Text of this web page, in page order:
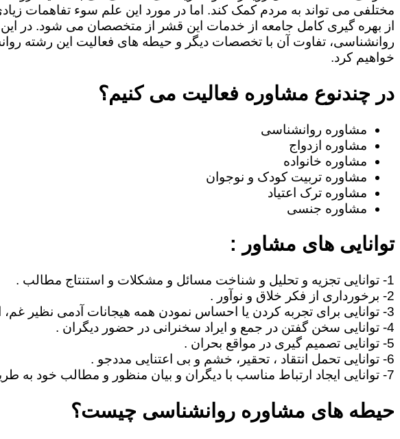
مختلفی می تواند به مردم کمک کند. اما در مورد این علم سوء تفاهمات
از بهره گیری کامل جامعه از خدمات این قشر از متخصصان می شود. در این
روانشناسی، تفاوت آن با تخصصات دیگر و حیطه های فعالیت این رشته
خواهیم کرد.
در چندنوع مشاوره فعالیت می کنیم؟
مشاوره روانشناسی
مشاوره ازدواج
مشاوره خانواده
مشاوره تربیت کودک و نوجوان
مشاوره ترک اعتیاد
مشاوره جنسی
توانایی های مشاور :
1- توانایی تجزیه و تحلیل و شناخت مسائل و مشکلات و استنتاج مطالب .
2- برخورداری از فکر خلاق و نوآور .
3- توانایی برای تجربه کردن یا احساس نمودن همه هیجانات آدمی نظیر غم، امید ، احساس خوشبختی ، صمیمیت .
4- توانایی سخن گفتن در جمع و ایراد سخنرانی در حضور دیگران .
5- توانایی تصمیم گیری در مواقع بحران .
6- توانایی تحمل انتقاد ، تحقیر، خشم و بی اعتنایی مددجو .
7- توانایی ایجاد ارتباط مناسب با دیگران و بیان منظور و مطالب خود به طریف مقابل.
حیطه های مشاوره روانشناسی چیست؟